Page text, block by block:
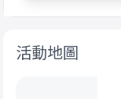
活動地圖